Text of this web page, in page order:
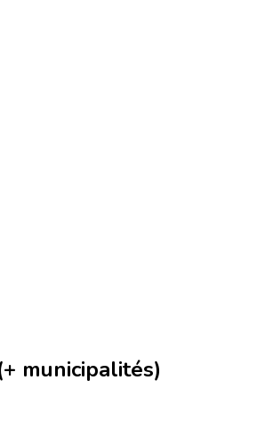
municipalités)